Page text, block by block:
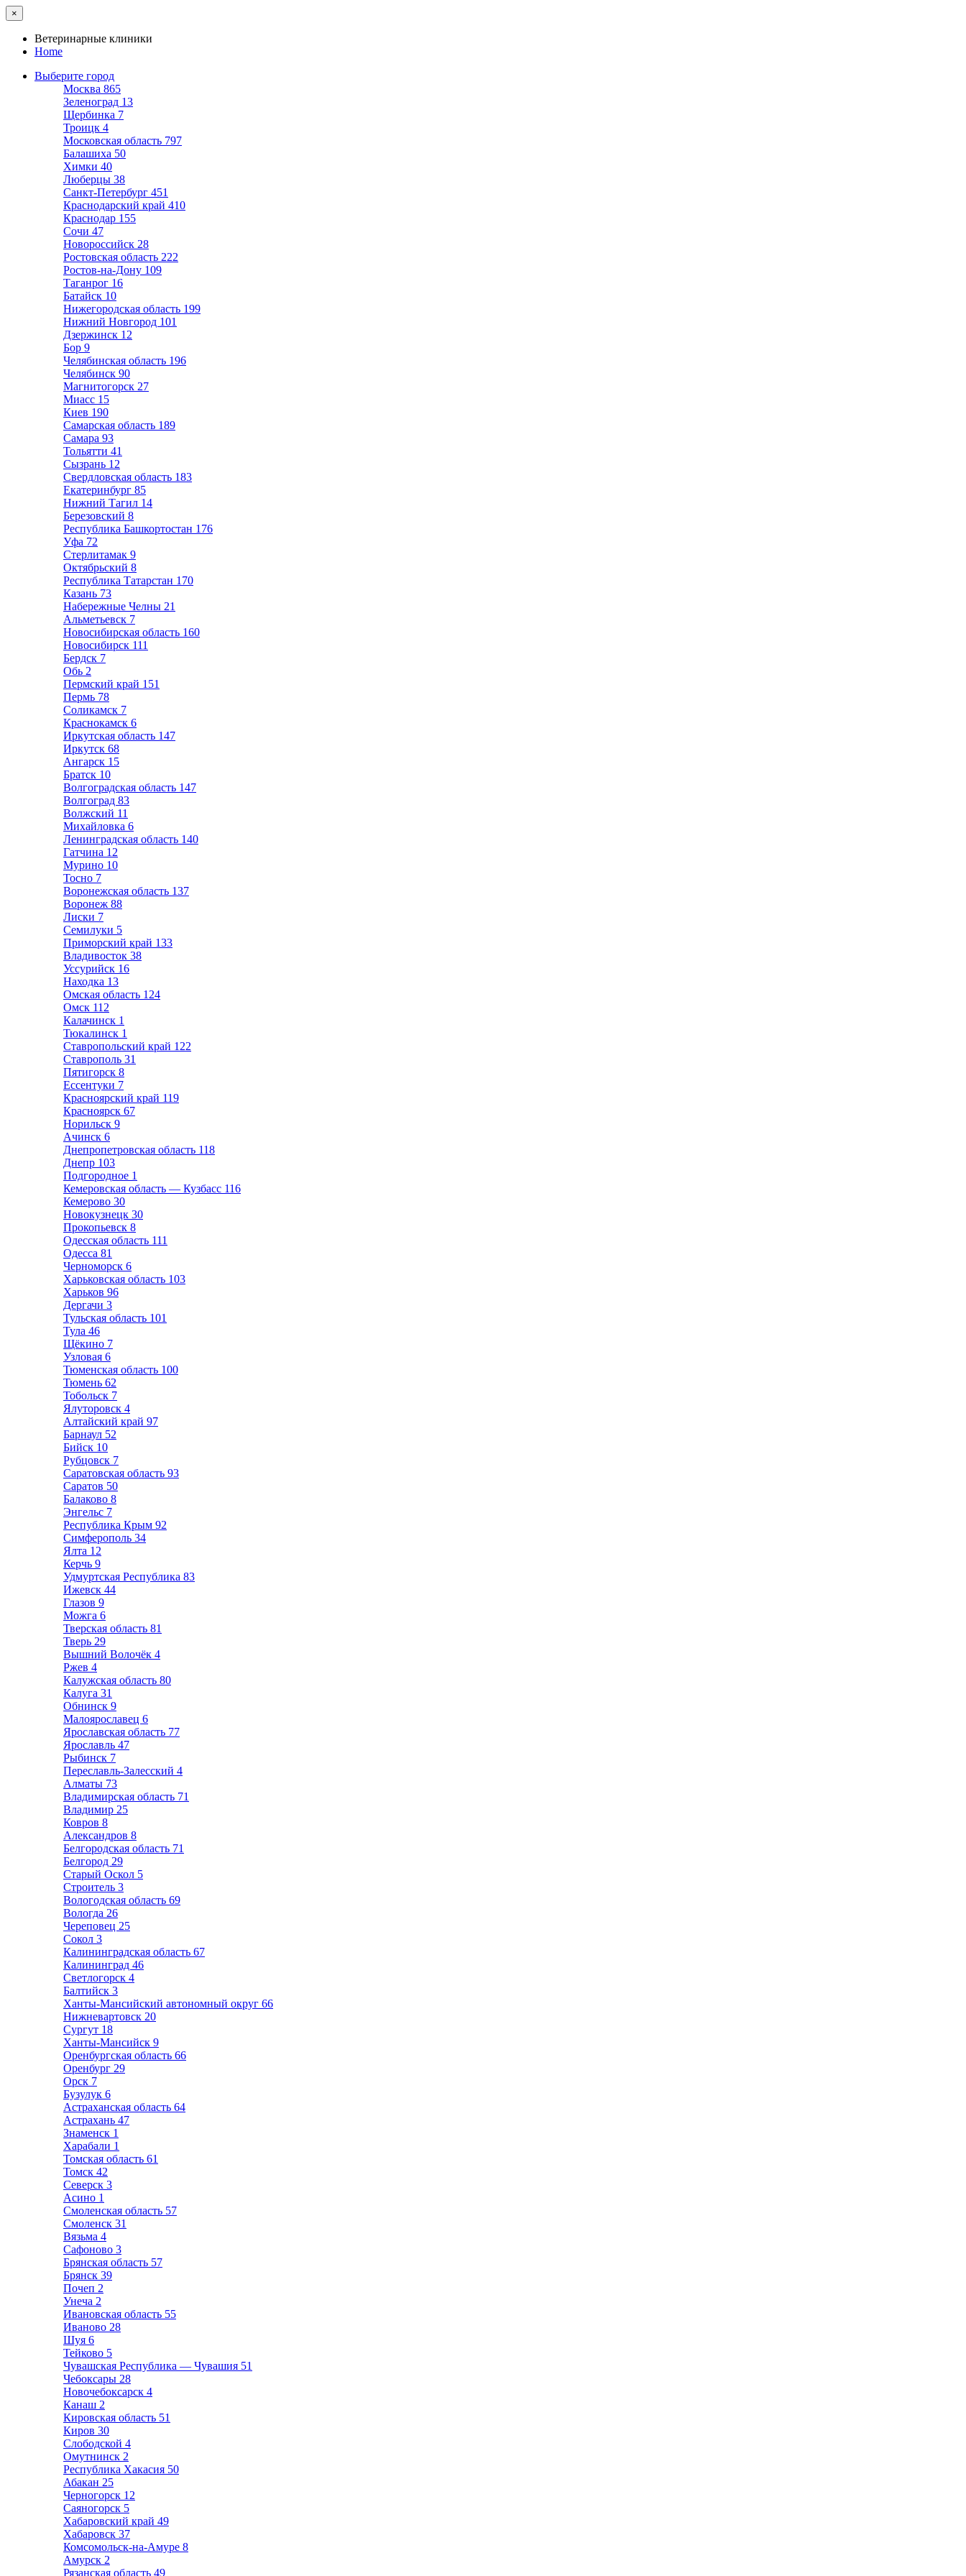
×
Ветеринарные клиники
Home
Выберите город
Москва 865
Зеленоград 13
Щербинка 7
Троицк 4
Московская область 797
Балашиха 50
Химки 40
Люберцы 38
Санкт-Петербург 451
Краснодарский край 410
Краснодар 155
Сочи 47
Новороссийск 28
Ростовская область 222
Ростов-на-Дону 109
Таганрог 16
Батайск 10
Нижегородская область 199
Нижний Новгород 101
Дзержинск 12
Бор 9
Челябинская область 196
Челябинск 90
Магнитогорск 27
Миасс 15
Киев 190
Самарская область 189
Самара 93
Тольятти 41
Сызрань 12
Свердловская область 183
Екатеринбург 85
Нижний Тагил 14
Березовский 8
Республика Башкортостан 176
Уфа 72
Стерлитамак 9
Октябрьский 8
Республика Татарстан 170
Казань 73
Набережные Челны 21
Альметьевск 7
Новосибирская область 160
Новосибирск 111
Бердск 7
Обь 2
Пермский край 151
Пермь 78
Соликамск 7
Краснокамск 6
Иркутская область 147
Иркутск 68
Ангарск 15
Братск 10
Волгоградская область 147
Волгоград 83
Волжский 11
Михайловка 6
Ленинградская область 140
Гатчина 12
Мурино 10
Тосно 7
Воронежская область 137
Воронеж 88
Лиски 7
Семилуки 5
Приморский край 133
Владивосток 38
Уссурийск 16
Находка 13
Омская область 124
Омск 112
Калачинск 1
Тюкалинск 1
Ставропольский край 122
Ставрополь 31
Пятигорск 8
Ессентуки 7
Красноярский край 119
Красноярск 67
Норильск 9
Ачинск 6
Днепропетровская область 118
Днепр 103
Подгородное 1
Кемеровская область — Кузбасс 116
Кемерово 30
Новокузнецк 30
Прокопьевск 8
Одесская область 111
Одесса 81
Черноморск 6
Харьковская область 103
Харьков 96
Дергачи 3
Тульская область 101
Тула 46
Щёкино 7
Узловая 6
Тюменская область 100
Тюмень 62
Тобольск 7
Ялуторовск 4
Алтайский край 97
Барнаул 52
Бийск 10
Рубцовск 7
Саратовская область 93
Саратов 50
Балаково 8
Энгельс 7
Республика Крым 92
Симферополь 34
Ялта 12
Керчь 9
Удмуртская Республика 83
Ижевск 44
Глазов 9
Можга 6
Тверская область 81
Тверь 29
Вышний Волочёк 4
Ржев 4
Калужская область 80
Калуга 31
Обнинск 9
Малоярославец 6
Ярославская область 77
Ярославль 47
Рыбинск 7
Переславль-Залесский 4
Алматы 73
Владимирская область 71
Владимир 25
Ковров 8
Александров 8
Белгородская область 71
Белгород 29
Старый Оскол 5
Строитель 3
Вологодская область 69
Вологда 26
Череповец 25
Сокол 3
Калининградская область 67
Калининград 46
Светлогорск 4
Балтийск 3
Ханты-Мансийский автономный округ 66
Нижневартовск 20
Сургут 18
Ханты-Мансийск 9
Оренбургская область 66
Оренбург 29
Орск 7
Бузулук 6
Астраханская область 64
Астрахань 47
Знаменск 1
Харабали 1
Томская область 61
Томск 42
Северск 3
Асино 1
Смоленская область 57
Смоленск 31
Вязьма 4
Сафоново 3
Брянская область 57
Брянск 39
Почеп 2
Унеча 2
Ивановская область 55
Иваново 28
Шуя 6
Тейково 5
Чувашская Республика — Чувашия 51
Чебоксары 28
Новочебоксарск 4
Канаш 2
Кировская область 51
Киров 30
Слободской 4
Омутнинск 2
Республика Хакасия 50
Абакан 25
Черногорск 12
Саяногорск 5
Хабаровский край 49
Хабаровск 37
Комсомольск-на-Амуре 8
Амурск 2
Рязанская область 49